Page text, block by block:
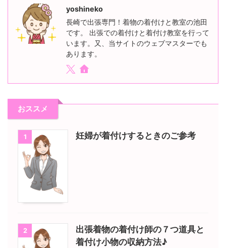
yoshineko
長崎で出張専門！着物の着付けと教室の池田
です。 出張での着付けと着付け教室を行って
います。又、当サイトのウェブマスターでも
あります。
おススメ
1 妊婦が着付けするときのご参考
2
出張着物の着付け師の７つ道具と
着付け小物の収納方法♪